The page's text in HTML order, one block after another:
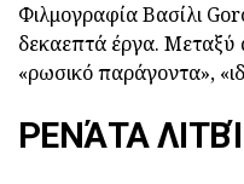
Φιλμογραφία Βασίλι
δεκαεπτά έργα. Μεταξύ
«ρωσικό παράγοντα»,
ΡΕΝΆΤΑ